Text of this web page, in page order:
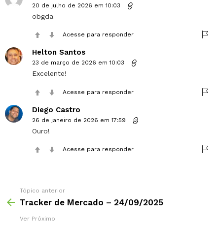
20 de julho de 2026 em 10:03
obgda
Acesse para responder
Helton Santos
23 de março de 2026 em 10:03
Excelente!
Acesse para responder
Diego Castro
26 de janeiro de 2026 em 17:59
Ouro!
Acesse para responder
Tópico anterior
Tracker de Mercado – 24/09/2025
Ver Próximo